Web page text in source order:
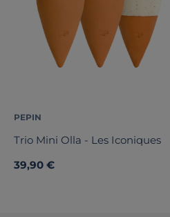
PEPIN
Trio Mini Olla - Les Iconiques
39,90 €